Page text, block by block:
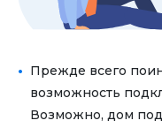
Прежде всего
возможность
Возможно, дом